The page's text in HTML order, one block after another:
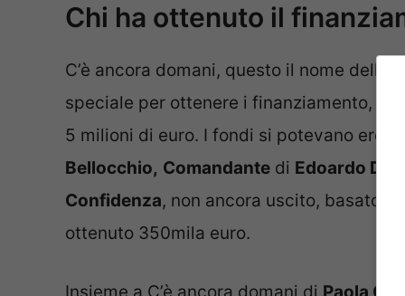
Chi ha ottenuto il
C’è ancora domani, questo il nome della
speciale per ottenere i finanziamento,
5 milioni di euro. I fondi si potevano
Bellocchio, Comandante di Edoardo De
Confidenza, non ancora uscito, basato
ottenuto 350mila euro.